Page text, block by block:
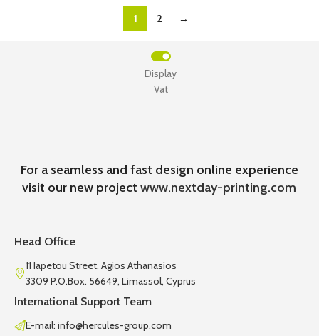
1 2 →
Vat
Display
For a seamless and fast design online experience
visit our new projectwww.nextday-printing.com
Head Office
11 Iapetou Street, Agios Athanasios
3309 P.O.Box. 56649, Limassol, Cyprus
International Support Team
E-mail: info@hercules-group.com